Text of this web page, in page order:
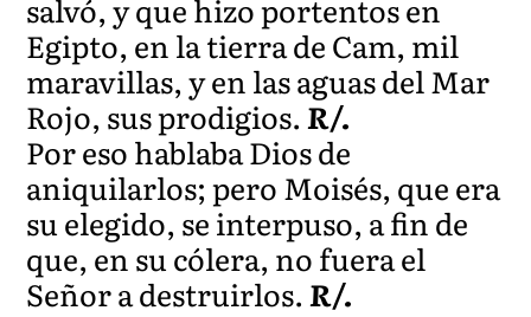
salvó, y que hizo portentos en
Egipto, en la tierra de Cam, mil
maravillas, y en las aguas del Mar
Rojo, sus prodigios.R/.
Por eso hablaba Dios de
aniquilarlos; pero Moisés, que era
su elegido, se interpuso, a fin de
que, en su cólera, no fuera el
Señor a destruirlos.R/.